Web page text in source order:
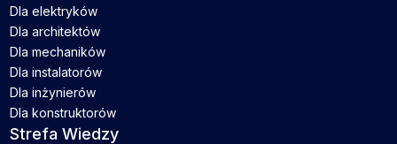
Dla elektryków
Dla architektów
Dla mechaników
Dla instalatorów
Dla inżynierów
Dla konstruktorów
Strefa Wiedzy